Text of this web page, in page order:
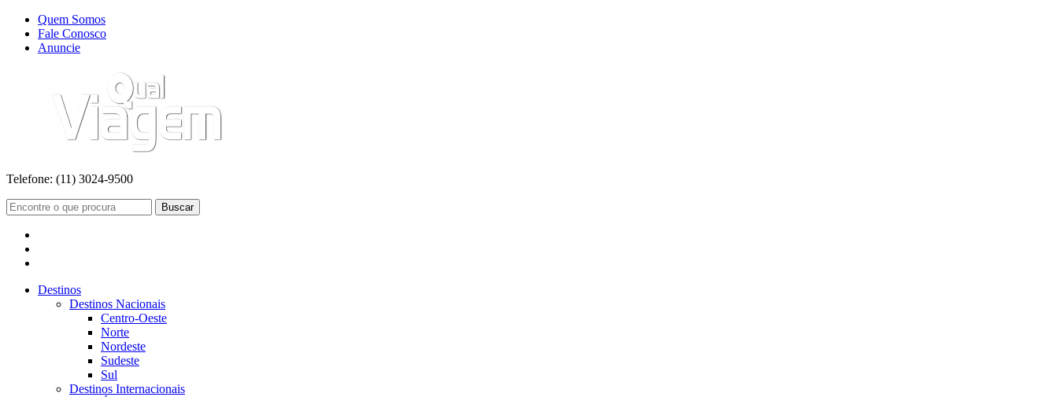
Quem Somos
Fale Conosco
Anuncie
Telefone: (11) 3024-9500
Buscar
Destinos
Destinos Nacionais
Centro-Oeste
Norte
Nordeste
Sudeste
Sul
Destinos Internacionais